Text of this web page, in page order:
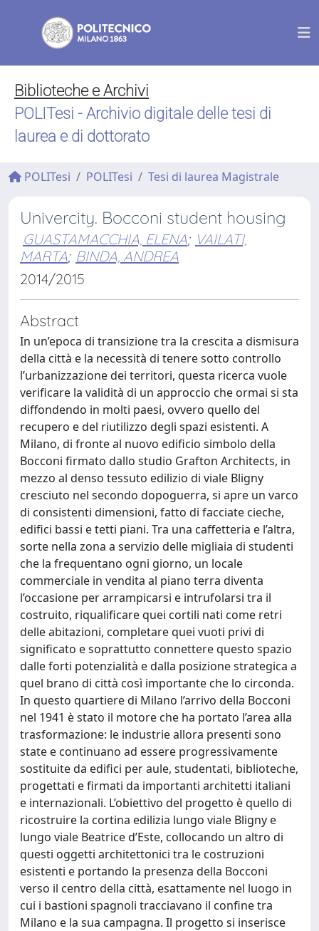
Biblioteche e Archivi
POLITesi - Archivio digitale delle tesi di
laurea e di dottorato
POLITesi POLITesi Tesi di laurea Magistrale
Univercity. Bocconi student housing
GUASTAMACCHIA, ELENA; VAILATI,
MARTA; BINDA, ANDREA
2014/2015
Abstract
In un’epoca di transizione tra la crescita a dismisura
della città e la necessità di tenere sotto controllo
l’urbanizzazione dei territori, questa ricerca vuole
verificare la validità di un approccio che ormai si sta
diffondendo in molti paesi, ovvero quello del
recupero e del riutilizzo degli spazi esistenti. A
Milano, di fronte al nuovo edificio simbolo della
Bocconi firmato dallo studio Grafton Architects, in
mezzo al denso tessuto edilizio di viale Bligny
cresciuto nel secondo dopoguerra, si apre un varco
di consistenti dimensioni, fatto di facciate cieche,
edifici bassi e tetti piani. Tra una caffetteria e l’altra,
sorte nella zona a servizio delle migliaia di studenti
che la frequentano ogni giorno, un locale
commerciale in vendita al piano terra diventa
l’occasione per arrampicarsi e intrufolarsi tra il
costruito, riqualificare quei cortili nati come retri
delle abitazioni, completare quei vuoti privi di
significato e soprattutto connettere questo spazio
dalle forti potenzialità e dalla posizione strategica a
quel brano di città così importante che lo circonda.
In questo quartiere di Milano l’arrivo della Bocconi
nel 1941 è stato il motore che ha portato l’area alla
trasformazione: le industrie allora presenti sono
state e continuano ad essere progressivamente
sostituite da edifici per aule, studentati, biblioteche,
progettati e firmati da importanti architetti italiani
e internazionali. L’obiettivo del progetto è quello di
ricostruire la cortina edilizia lungo viale Bligny e
lungo viale Beatrice d’Este, collocando un altro di
questi oggetti architettonici tra le costruzioni
esistenti e portando la presenza della Bocconi
verso il centro della città, esattamente nel luogo in
cui i bastioni spagnoli tracciavano il confine tra
Milano e la sua campagna. Il progetto si inserisce